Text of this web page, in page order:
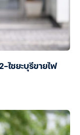
ไซยะบุรีขายไฟ